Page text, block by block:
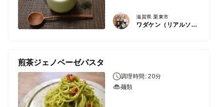
滋賀県 栗東市
ワダケン（リアルソイルハウス）
煎茶ジェノベーゼパスタ
調理時間: 20分
麺類